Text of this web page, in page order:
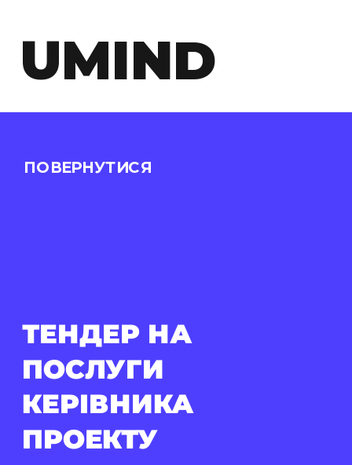
UMIND
ПОВЕРНУТИСЯ
ТЕНДЕР НА
ПОСЛУГИ
КЕРІВНИКА
ПРОЕКТУ